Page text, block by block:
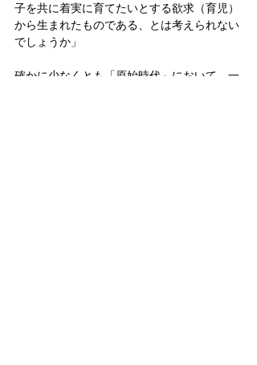
子を共に着実に育てたいとする欲求（育児）
から生まれたものである、とは考えられない
でしょうか」
確かに少なくとも「原始時代」において、一